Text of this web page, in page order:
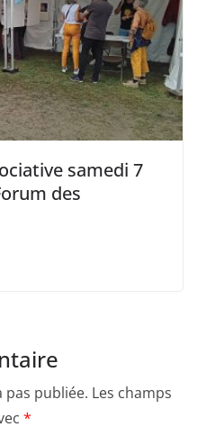
samedi 7
des
pas publiée. Les champs
*